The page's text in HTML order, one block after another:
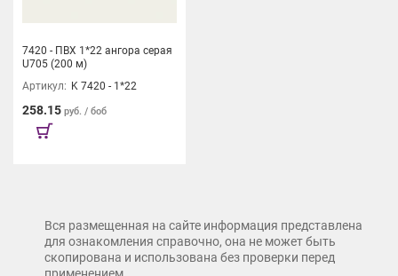
7420 - ПВХ 1*22 ангора серая
U705 (200 м)
Артикул: K 7420 - 1*22
258.15 руб. / боб
Вся размещенная на сайте информация представлена
для ознакомления справочно, она не может быть
скопирована и использована без проверки перед
применением.